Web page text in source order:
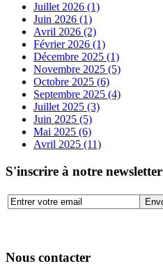
Juillet 2026 (1)
Juin 2026 (1)
Avril 2026 (2)
Février 2026 (1)
Décembre 2025 (1)
Novembre 2025 (5)
Octobre 2025 (6)
Septembre 2025 (4)
Juillet 2025 (3)
Juin 2025 (5)
Mai 2025 (6)
Avril 2025 (11)
S'inscrire à notre newsletter
Nous contacter